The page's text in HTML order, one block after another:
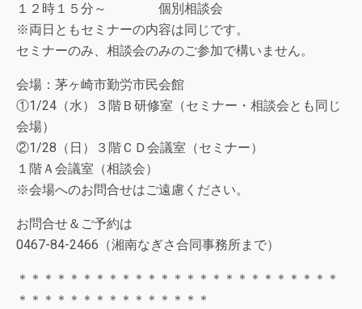
１２時１５分～ 個別相談会
※両日ともセミナーの内容は同じです。
セミナーのみ、相談会のみのご参加で構いません。
会場：茅ヶ崎市勤労市民会館
①1/24（水）３階Ｂ研修室（セミナー・相談会とも同じ
会場）
②1/28（日）３階ＣＤ会議室（セミナー）
１階Ａ会議室（相談会）
※会場へのお問合せはご遠慮ください。
お問合せ＆ご予約は
0467-84-2466（湘南なぎさ合同事務所まで）
＊＊＊＊＊＊＊＊＊＊＊＊＊＊＊＊＊＊＊＊＊＊＊＊＊
＊＊＊＊＊＊＊＊＊＊＊＊＊＊＊